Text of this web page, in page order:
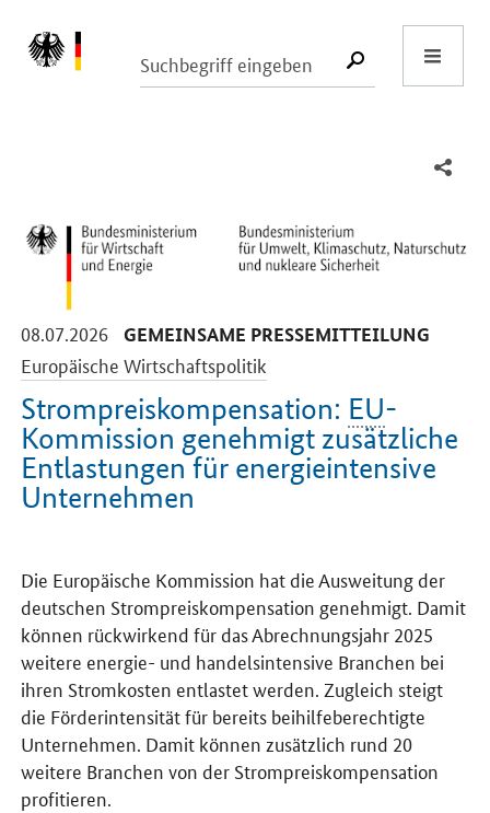
SUCHE
08.07.2026 -
GEMEINSAME PRESSEMITTEILUNG
Europäische Wirtschaftspolitik
Strompreiskompensation: EU-
Kommission genehmigt zusätzliche
Entlastungen für energieintensive
Unternehmen
Die Europäische Kommission hat die Ausweitung der
deutschen Strompreiskompensation genehmigt. Damit
können rückwirkend für das Abrechnungsjahr 2025
weitere energie- und handelsintensive Branchen bei
ihren Stromkosten entlastet werden. Zugleich steigt
die Förderintensität für bereits beihilfeberechtigte
Unternehmen. Damit können zusätzlich rund 20
weitere Branchen von der Strompreiskompensation
profitieren.